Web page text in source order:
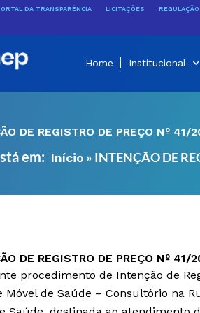
DA TRANSPARÊNCIA LICITAÇÕES
Home Institucional
DE REGISTRO DE PREÇO Nº 41/
em: Início » INTENÇÃO DE
DE REGISTRO DE PREÇO Nº 41/
procedimento de Intenção de
Móvel de Saúde – Consultório na